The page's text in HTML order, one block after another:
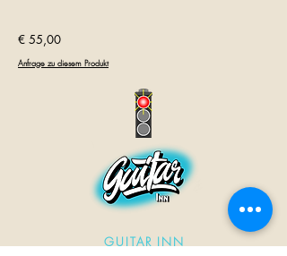
€ 55,00
Anfrage zu diesem Produkt
GUITAR INN